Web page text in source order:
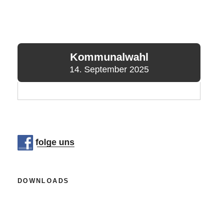
forcieren
„Breitbandausbau“
–
zu
Kommunalwahl
14. September 2025
folge uns
DOWNLOADS